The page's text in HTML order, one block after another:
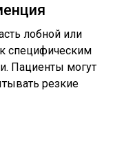
лобной или
специфическим
Пациенты могут
резкие